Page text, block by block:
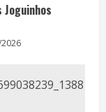
Joguinhos